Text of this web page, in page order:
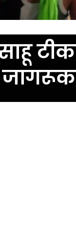
साहू
जागरूक